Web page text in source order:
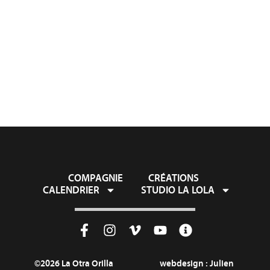
COMPAGNIE
CRÉATIONS
CALENDRIER
STUDIO LA LOLA
©2026 La Otra Orilla webdesign : Julien